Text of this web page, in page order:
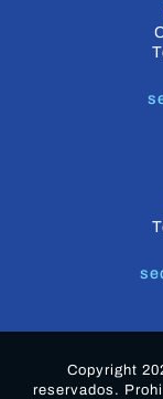
Copyright
reservados.